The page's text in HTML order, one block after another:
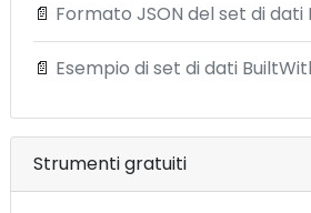
📄 Formato JSON del set di dati
📄 Esempio di set di dati
Strumenti gratuiti